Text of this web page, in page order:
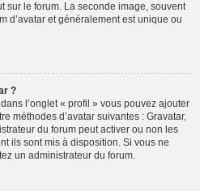
sur le forum. La seconde image, souvent
d’avatar et généralement est unique ou
?
l’onglet « profil » vous pouvez ajouter
méthodes d’avatar suivantes : Gravatar,
du forum peut activer ou non les
ils sont mis à disposition. Si vous ne
un administrateur du forum.